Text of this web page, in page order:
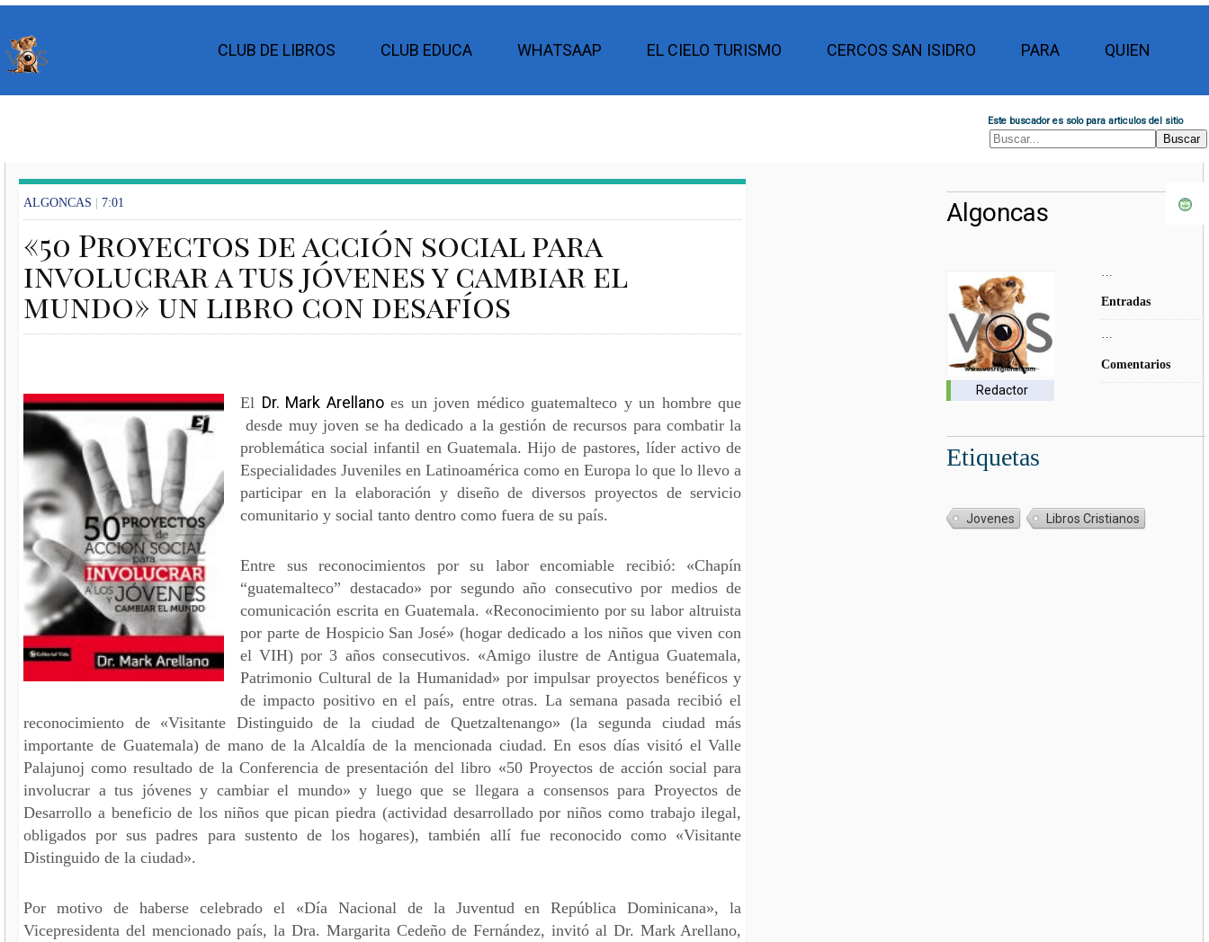
CLUB DE LIBROS CLUB EDUCA WHATSAAP EL CIELO TURISMO CERCOS SAN ISIDRO PARA QUIEN
Este buscador es solo para articulos del sitio
ALGONCAS | 7:01
«50 Proyectos de acción social para
involucrar a tus jóvenes y cambiar el
mundo» un libro con desafíos
El Dr. Mark Arellanoes un joven médico guatemalteco y un hombre que
desde muy joven se ha dedicado a la gestión de recursos para combatir la
problemática social infantil en Guatemala. Hijo de pastores, líder activo de
Especialidades Juveniles en Latinoamérica como en Europa lo que lo llevo a
participar en la elaboración y diseño de diversos proyectos de servicio
comunitario y social tanto dentro como fuera de su país.
Entre sus reconocimientos por su labor encomiable recibió: «Chapín
“guatemalteco” destacado» por segundo año consecutivo por medios de
comunicación escrita en Guatemala. «Reconocimiento por su labor altruista
por parte de Hospicio San José» (hogar dedicado a los niños que viven con
el VIH) por 3 años consecutivos. «Amigo ilustre de Antigua Guatemala,
Patrimonio Cultural de la Humanidad» por impulsar proyectos benéficos y
de impacto positivo en el país, entre otras. La semana pasada recibió el
reconocimiento de «Visitante Distinguido de la ciudad de Quetzaltenango» (la segunda ciudad más
importante de Guatemala) de mano de la Alcaldía de la mencionada ciudad. En esos días visitó el Valle
Palajunoj como resultado de la Conferencia de presentación del libro «50 Proyectos de acción social para
involucrar a tus jóvenes y cambiar el mundo» y luego que se llegara a consensos para Proyectos de
Desarrollo a beneficio de los niños que pican piedra (actividad desarrollado por niños como trabajo ilegal,
obligados por sus padres para sustento de los hogares), también allí fue reconocido como «Visitante
Distinguido de la ciudad».
Por motivo de haberse celebrado el «Día Nacional de la Juventud en República Dominicana», la
Vicepresidenta del mencionado país, la Dra. Margarita Cedeño de Fernández, invitó al Dr. Mark Arellano,
Algoncas
Redactor
Entradas
…
Comentarios
Etiquetas
Jovenes Libros Cristianos